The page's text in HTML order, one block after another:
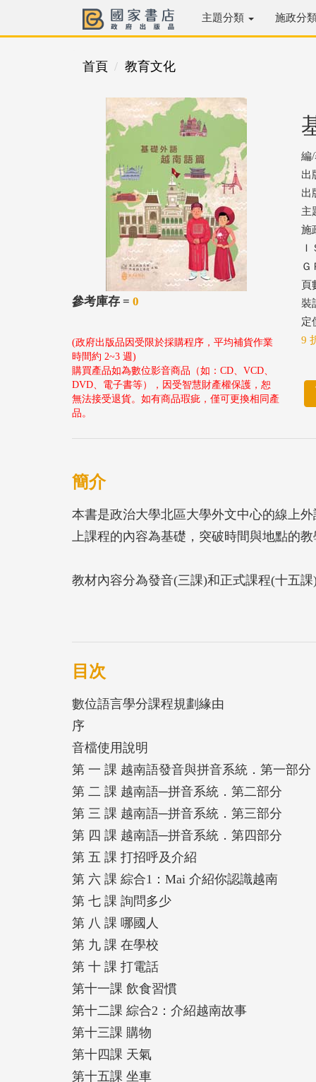
主題分類 施政分
首頁 教育文化
參考庫存 = 0
(政府出版品因受限於採購程序，平均補貨作業
時間約 2~3 週)
購買產品如為數位影音商品（如：CD、VCD、
DVD、電子書等），因受智慧財產權保護，恕
無法接受退貨。如有商品瑕疵，僅可更換相同產
品。
編
出
出
主
施
Ｇ
頁
裝
定
9
簡介
本書是政治大學北區大學外文中心的線上
上課程的內容為基礎，突破時間與地點的教
教材內容分為發音(三課)和正式課程(十五
拼音系統、聲調；正式課程則以日常生活
輕鬆鬆達到學習越南語的目標。
程」之課外練習教材。
本書內容保有政大外語學院實體課程一貫
深，解釋詳實易懂。不但提供豐富的練習
聽，實為學習外國語文之最佳入門書。
本基礎外語系列共有五語種，除套書外，
「數位語言學分課程」，當更能加學習效率
目次
數位語言學分課程規劃緣由
序
音檔使用說明
第 一 課 越南語發音與拼音系統．第一部分
第 二 課 越南語─拼音系統．第二部分
第 三 課 越南語─拼音系統．第三部分
第 四 課 越南語─拼音系統．第四部分
第 五 課 打招呼及介紹
第 六 課 綜合1：Mai 介紹你認識越南
第 七 課 詢問多少
第 八 課 哪國人
第 九 課 在學校
第 十 課 打電話
第十一課 飲食習慣
第十二課 綜合2：介紹越南故事
第十三課 購物
第十四課 天氣
第十五課 坐車